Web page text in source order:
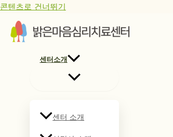
콘텐츠로 건너뛰기
센터소개
센터 소개